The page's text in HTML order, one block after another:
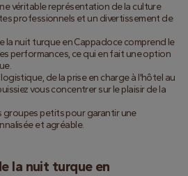
véritable représentation de la culture
professionnels et un divertissement de
la nuit turque en Cappadoce comprend le
performances, ce qui en fait une option
de la prise en charge à l'hôtel au
vous concentrer sur le plaisir de la
groupes petits pour garantir une
et agréable.
la nuit turque en